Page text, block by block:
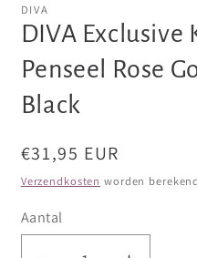
DIVA
DIVA Exclusive
Penseel Rose
Black
Normale
prijs
€31,95 EUR
Verzendkosten worden
Aantal